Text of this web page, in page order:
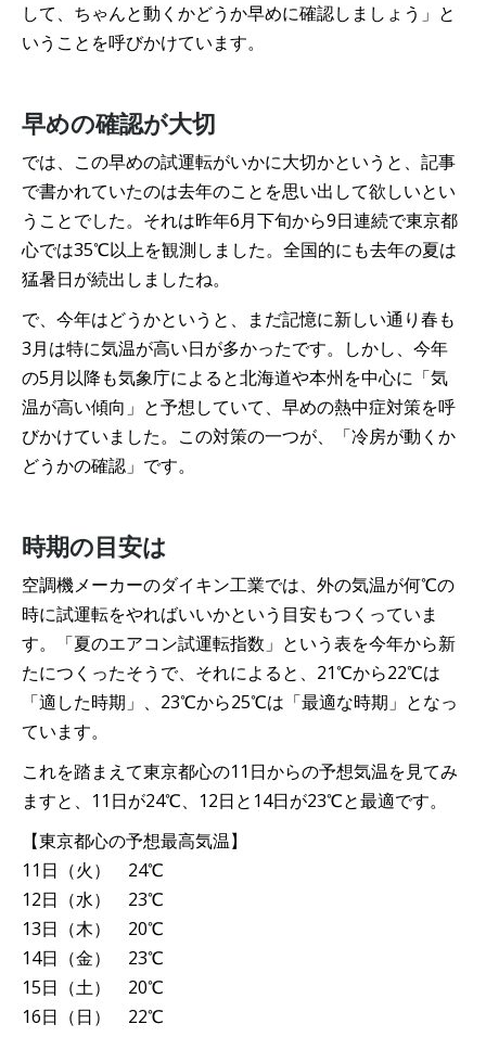
して、ちゃんと動くかどうか早めに確認しましょう」と
いうことを呼びかけています。
早めの確認が大切
では、この早めの試運転がいかに大切かというと、記事
で書かれていたのは去年のことを思い出して欲しいとい
うことでした。それは昨年6月下旬から9日連続で東京都
心では35℃以上を観測しました。全国的にも去年の夏は
猛暑日が続出しましたね。
で、今年はどうかというと、まだ記憶に新しい通り春も
3月は特に気温が高い日が多かったです。しかし、今年
の5月以降も気象庁によると北海道や本州を中心に「気
温が高い傾向」と予想していて、早めの熱中症対策を呼
びかけていました。この対策の一つが、「冷房が動くか
どうかの確認」です。
時期の目安は
空調機メーカーのダイキン工業では、外の気温が何℃の
時に試運転をやればいいかという目安もつくっていま
す。「夏のエアコン試運転指数」という表を今年から新
たにつくったそうで、それによると、21℃から22℃は
「適した時期」、23℃から25℃は「最適な時期」となっ
ています。
これを踏まえて東京都心の11日からの予想気温を見てみ
ますと、11日が24℃、12日と14日が23℃と最適です。
【東京都心の予想最高気温】
11日（火） 24℃
12日（水） 23℃
13日（木） 20℃
14日（金） 23℃
15日（土） 20℃
16日（日） 22℃